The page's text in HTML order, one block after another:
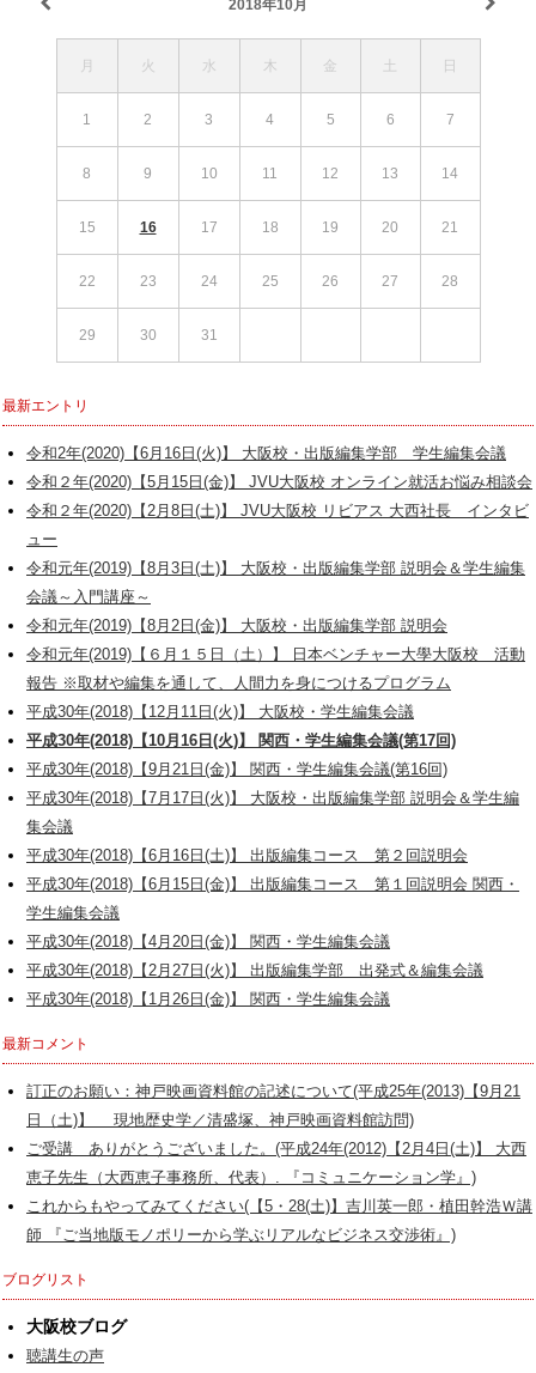
2018年10月
月 火 水 木 金 土 日
1 2 3 4 5 6 7
8 9 10 11 12 13 14
15 16 17 18 19 20 21
22 23 24 25 26 27 28
29 30 31
最新エントリ
令和2年(2020)【6月16日(火)】 大阪校・出版編集学部 学生編集会議
令和２年(2020)【5月15日(金)】 JVU大阪校 オンライン就活お悩み相談会
令和２年(2020)【2月8日(土)】 JVU大阪校 リビアス 大西社長 インタビ
ュー
令和元年(2019)【8月3日(土)】 大阪校・出版編集学部 説明会＆学生編集
会議～入門講座～
令和元年(2019)【8月2日(金)】 大阪校・出版編集学部 説明会
令和元年(2019)【６月１５日（土）】 日本ベンチャー大學大阪校 活動
報告 ※取材や編集を通して、人間力を身につけるプログラム
平成30年(2018)【12月11日(火)】 大阪校・学生編集会議
平成30年(2018)【10月16日(火)】 関西・学生編集会議(第17回)
平成30年(2018)【9月21日(金)】 関西・学生編集会議(第16回)
平成30年(2018)【7月17日(火)】 大阪校・出版編集学部 説明会＆学生編
集会議
平成30年(2018)【6月16日(土)】 出版編集コース 第２回説明会
平成30年(2018)【6月15日(金)】 出版編集コース 第１回説明会 関西・
学生編集会議
平成30年(2018)【4月20日(金)】 関西・学生編集会議
平成30年(2018)【2月27日(火)】 出版編集学部 出発式＆編集会議
平成30年(2018)【1月26日(金)】 関西・学生編集会議
最新コメント
訂正のお願い：神戸映画資料館の記述について(平成25年(2013)【9月21
日（土)】 現地歴史学／清盛塚、神戸映画資料館訪問)
ご受講 ありがとうございました。(平成24年(2012)【2月4日(土)】 大西
恵子先生（大西恵子事務所、代表）. 『コミュニケーション学』)
これからもやってみてください(【5・28(土)】吉川英一郎・植田幹浩Ｗ講
師 『ご当地版モノポリーから学ぶリアルなビジネス交渉術』)
ブログリスト
大阪校ブログ
聴講生の声